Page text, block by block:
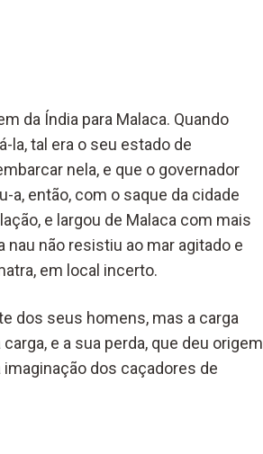
da Índia para Malaca. Quando
la, tal era o seu estado de
nela, e que o governador
a, então, com o saque da cidade
e largou de Malaca com mais
nau não resistiu ao mar agitado e
em local incerto.
dos seus homens, mas a carga
e a sua perda, que deu origem
dos caçadores de